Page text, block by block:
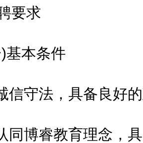
求
本条件
守法，具备良好的
博睿教育理念，具